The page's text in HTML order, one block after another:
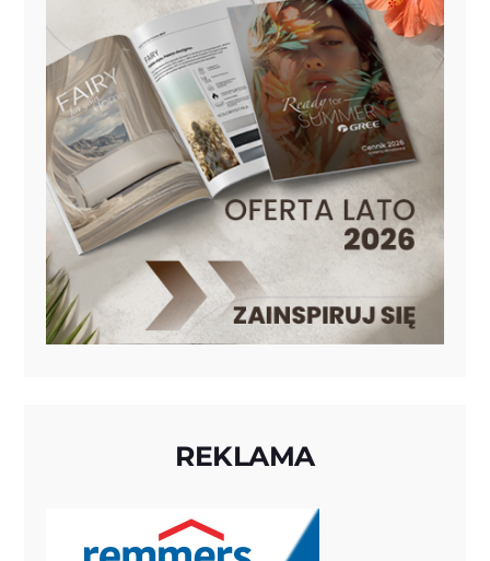
REKLAMA